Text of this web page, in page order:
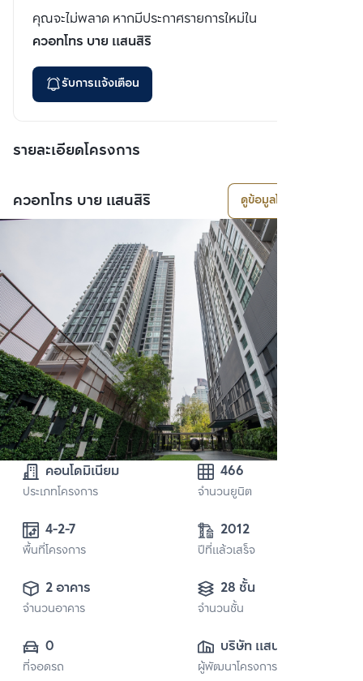
คุณจะไม่พลาด หากมีประกาศรายการใหม่ใน
ควอทโทร บาย แสนสิริ
รับการแจ้งเตือน
รายละเอียดโครงการ
ควอทโทร บาย แสนสิริ ดูข้อมูลโครงการ
คอนโดมิเนียม
ประเภทโครงการ
466
จำนวนยูนิต
4-2-7
พื้นที่โครงการ
2012
ปีที่แล้วเสร็จ
2 อาคาร
จำนวนอาคาร
28 ชั้น
จำนวนชั้น
0
ที่จอดรถ
บริษัท แสนสิริ
จำกัด (มหาชน)
ผู้พัฒนาโครงการ